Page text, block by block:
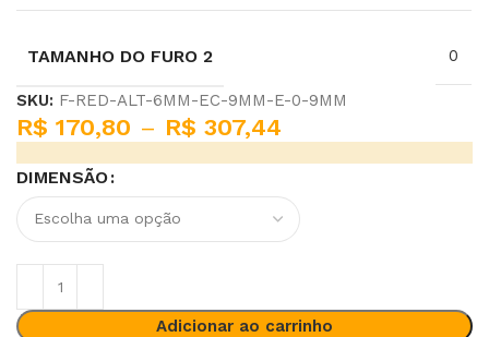
TAMANHO DO FURO 2 0
SKU: F-RED-ALT-6MM-EC-9MM-E-0-9MM
R$ 170,80 – R$ 307,44
DIMENSÃO
Adicionar ao carrinho